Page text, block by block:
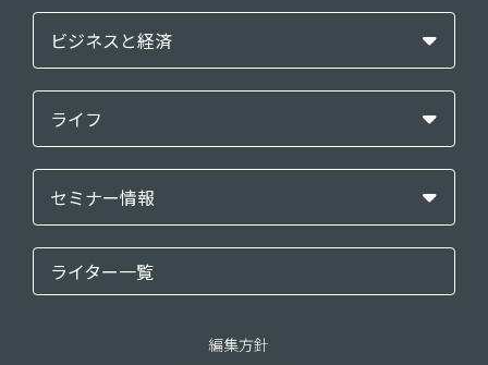
ビジネスと経済
ライフ
セミナー情報
ライター一覧
編集方針